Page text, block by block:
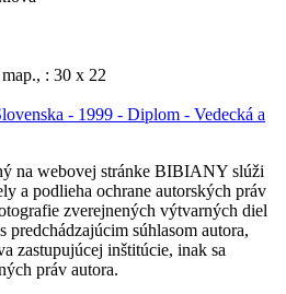
: 30 x 22
- 1999 - Diplom - Vedecká a
na webovej stránke BIBIANY slúži
a podlieha ochrane autorských práv
zverejnených výtvarných diel
súhlasom autora,
zastupujúcej inštitúcie, inak sa
práv autora.